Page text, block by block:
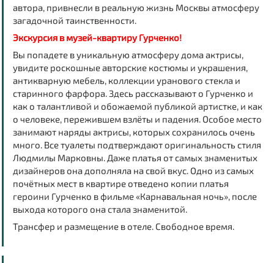
автора, привнесли в реальную жизнь Москвы атмосферу
загадочной таинственности.
Экскурсия в музей-квартиру Гурченко!
Вы попадете в уникальную атмосферу дома актрисы,
увидите роскошные авторские костюмы и украшения,
антикварную мебель, коллекции уранового стекла и
старинного фарфора. Здесь рассказывают о Гурченко и
как о талантливой и обожаемой публикой артистке, и как
о человеке, пережившем взлёты и падения. Особое место
занимают наряды актрисы, которых сохранилось очень
много. Все туалеты подтверждают оригинальность стиля
Людмилы Марковны. Даже платья от самых знаменитых
дизайнеров она дополняла на свой вкус. Одно из самых
почётных мест в квартире отведено копии платья
героини Гурченко в фильме «Карнавальная ночь», после
выхода которого она стала знаменитой.
Трансфер и размещение в отеле. Свободное время.